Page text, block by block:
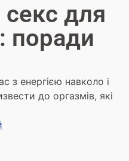
для
поради
з енергією навколо і
до оргазмів, які